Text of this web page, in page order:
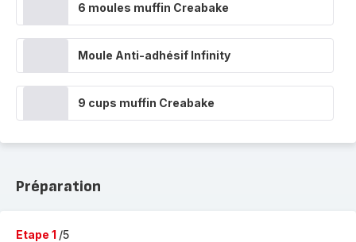
6 moules muffin Creabake
Moule Anti-adhésif Infinity
9 cups muffin Creabake
Préparation
Etape 1 /5